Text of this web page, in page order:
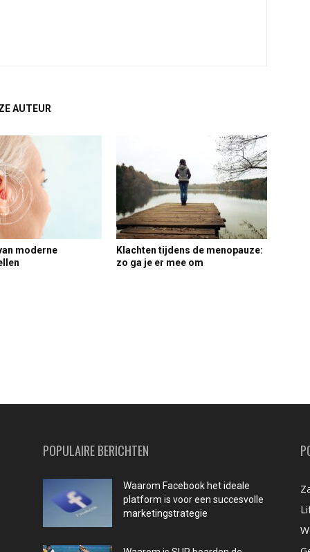
AUTEUR
moderne
Klachten tijdens de menopauze:
zo ga je er mee om
POPULAIRE BERICHTEN
Waarom Facebook het ideale
platform is voor een succesvolle
marketingstrategie